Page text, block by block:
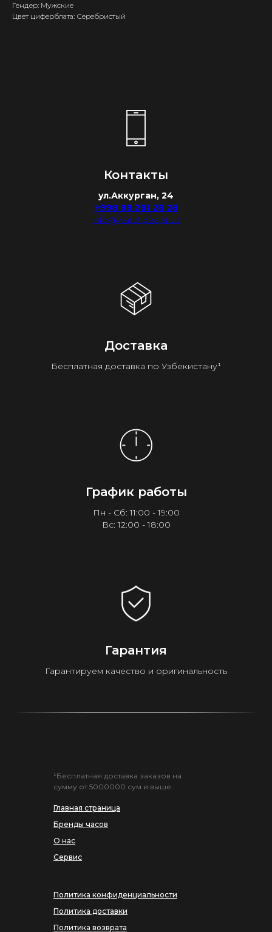
Гендер: Мужские
Цвет циферблата: Серебристый
Контакты
ул.Аккурган, 24
+998 88 281 28 28
info@watchdealer.uz
Доставка
Бесплатная доставка по Узбекистану¹
График работы
Пн - Сб: 11:00 - 19:00
Вс: 12:00 - 18:00
Гарантия
Гарантируем качество и оригинальность
Главная страница
Бренды часов
О нас
Сервис
¹Бесплатная доставка заказов на
сумму от 5000000 сум и выше.
Политика конфиденциальности
Политика доставки
Политика возврата